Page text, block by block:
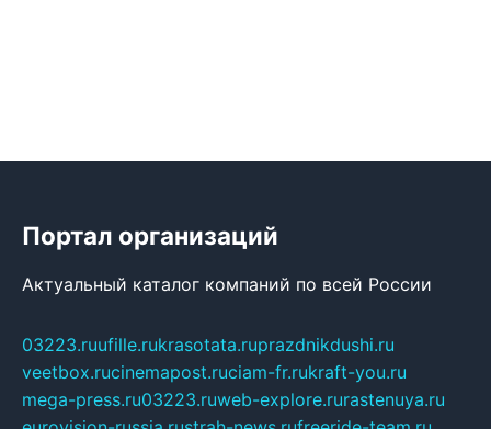
Портал организаций
Актуальный каталог компаний по всей России
03223.ruufille.rukrasotata.ruprazdnikdushi.ru
veetbox.rucinemapost.ruciam-fr.rukraft-you.ru
mega-press.ru03223.ruweb-explore.rurastenuya.ru